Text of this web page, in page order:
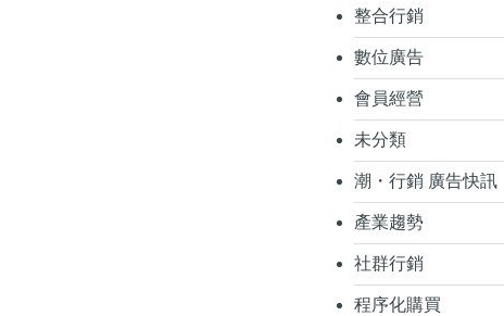
整合行銷
數位廣告
會員經營
未分類
潮・行銷 廣告快訊
產業趨勢
社群行銷
程序化購買